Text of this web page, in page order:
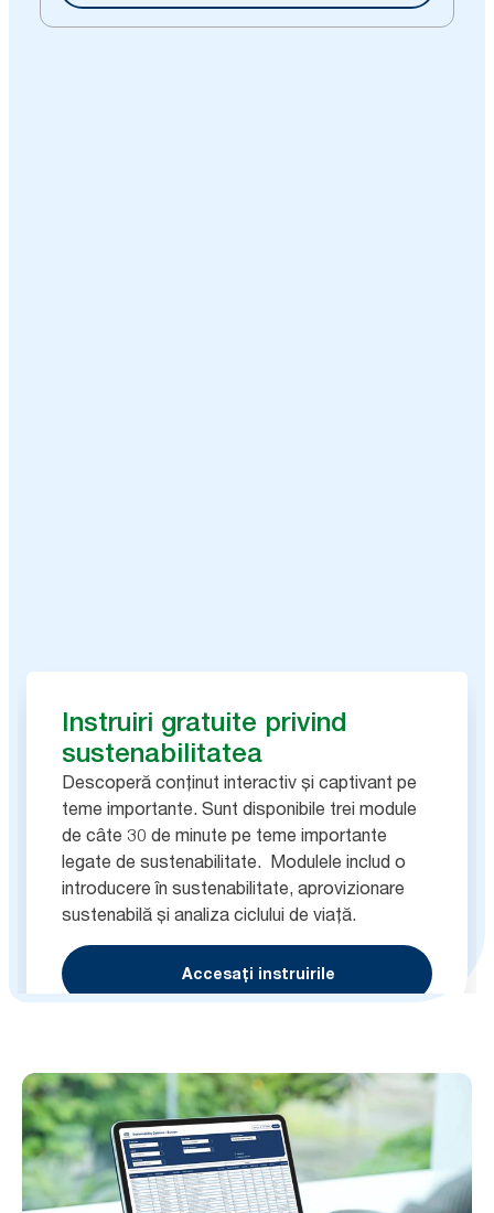
Instruiri gratuite privind
sustenabilitatea
Descoperă conținut interactiv și captivant pe
teme importante. Sunt disponibile trei module
de câte 30 de minute pe teme importante
legate de sustenabilitate. Modulele includ o
introducere în sustenabilitate, aprovizionare
sustenabilă și analiza ciclului de viață.
Accesați instruirile